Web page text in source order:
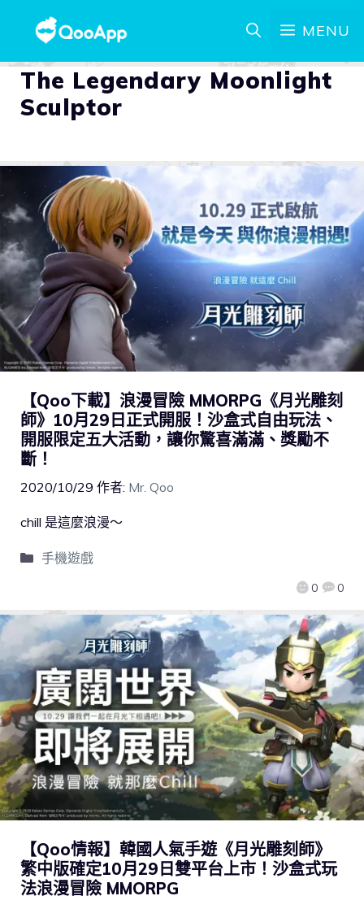
MENU
The Legendary Moonlight
Sculptor
【Qoo下載】浪漫冒險 MMORPG《月光雕刻
師》10月29日正式開服！沙盒式自由玩法、
開服限定五大活動，讓你驚喜滿滿、獎勵不
斷！
2020/10/29 作者: Mr. Qoo
0 0
chill 是這麼浪漫～
手機遊戲
【Qoo情報】韓國人氣手遊《月光雕刻師》
繁中版確定10月29日雙平台上市！沙盒式玩
法浪漫冒險 MMORPG